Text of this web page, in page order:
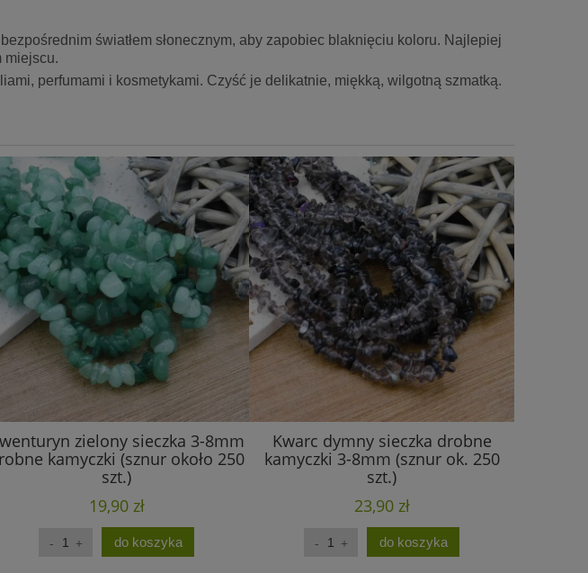
światłem słonecznym, aby zapobiec blaknięciu koloru. Najlepiej
miejscu.
perfumami i kosmetykami. Czyść je delikatnie, miękką, wilgotną szmatką.
zielony sieczka 3-8mm
kamyczki (sznur około 250
szt.)
19,90 zł
do koszyka
Kwarc dymny sieczka drobne
kamyczki 3-8mm (sznur ok. 250
szt.)
23,90 zł
do koszyka